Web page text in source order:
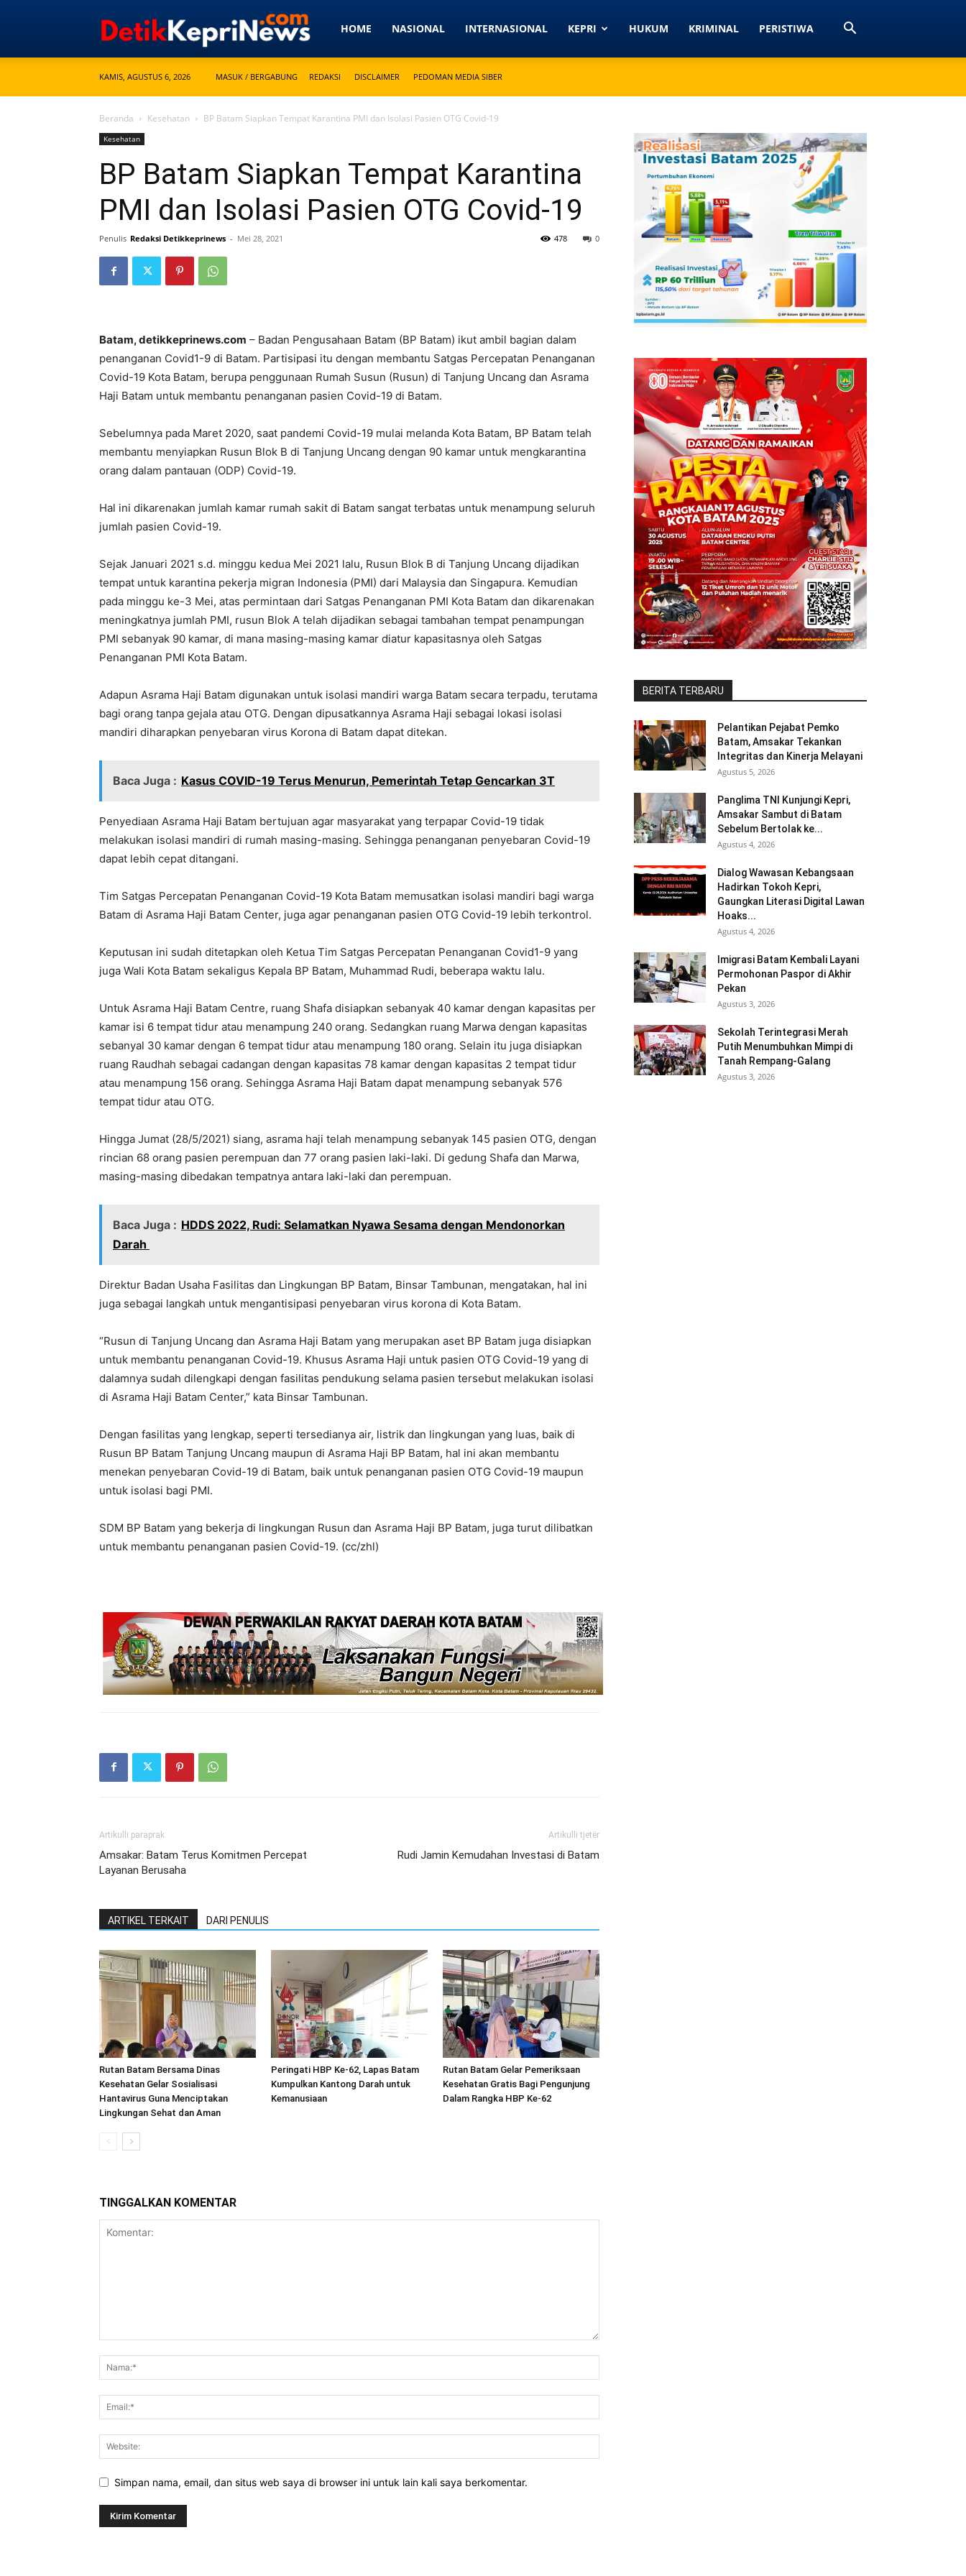
Detikkeprinews.com
HOME NASIONAL INTERNASIONAL KEPRI HUKUM KRIMINAL PERISTIWA
KAMIS, AGUSTUS 6, 2026 MASUK / BERGABUNG REDAKSI DISCLAIMER PEDOMAN MEDIA SIBER
Beranda Kesehatan BP Batam Siapkan Tempat Karantina PMI dan Isolasi Pasien OTG Covid-19
Kesehatan
BP Batam Siapkan Tempat Karantina
PMI dan Isolasi Pasien OTG Covid-19
Penulis Redaksi Detikkeprinews - Mei 28, 2021 0
478
Batam, detikkeprinews.com – Badan Pengusahaan Batam (BP Batam) ikut ambil bagian dalam
penanganan Covid1-9 di Batam. Partisipasi itu dengan membantu Satgas Percepatan Penanganan
Covid-19 Kota Batam, berupa penggunaan Rumah Susun (Rusun) di Tanjung Uncang dan Asrama
Haji Batam untuk membantu penanganan pasien Covid-19 di Batam.
Sebelumnya pada Maret 2020, saat pandemi Covid-19 mulai melanda Kota Batam, BP Batam telah
membantu menyiapkan Rusun Blok B di Tanjung Uncang dengan 90 kamar untuk mengkarantina
orang dalam pantauan (ODP) Covid-19.
Hal ini dikarenakan jumlah kamar rumah sakit di Batam sangat terbatas untuk menampung seluruh
jumlah pasien Covid-19.
Sejak Januari 2021 s.d. minggu kedua Mei 2021 lalu, Rusun Blok B di Tanjung Uncang dijadikan
tempat untuk karantina pekerja migran Indonesia (PMI) dari Malaysia dan Singapura. Kemudian
pada minggu ke-3 Mei, atas permintaan dari Satgas Penanganan PMI Kota Batam dan dikarenakan
meningkatnya jumlah PMI, rusun Blok A telah dijadikan sebagai tambahan tempat penampungan
PMI sebanyak 90 kamar, di mana masing-masing kamar diatur kapasitasnya oleh Satgas
Penanganan PMI Kota Batam.
Adapun Asrama Haji Batam digunakan untuk isolasi mandiri warga Batam secara terpadu, terutama
bagi orang tanpa gejala atau OTG. Dengan dipusatkannya Asrama Haji sebagai lokasi isolasi
mandiri diharapkan penyebaran virus Korona di Batam dapat ditekan.
Baca Juga : Kasus COVID-19 Terus Menurun, Pemerintah Tetap Gencarkan 3T
Penyediaan Asrama Haji Batam bertujuan agar masyarakat yang terpapar Covid-19 tidak
melakukan isolasi mandiri di rumah masing-masing. Sehingga penanganan penyebaran Covid-19
dapat lebih cepat ditangani.
Tim Satgas Percepatan Penanganan Covid-19 Kota Batam memusatkan isolasi mandiri bagi warga
Batam di Asrama Haji Batam Center, juga agar penanganan pasien OTG Covid-19 lebih terkontrol.
Keputusan ini sudah ditetapkan oleh Ketua Tim Satgas Percepatan Penanganan Covid1-9 yang
juga Wali Kota Batam sekaligus Kepala BP Batam, Muhammad Rudi, beberapa waktu lalu.
Untuk Asrama Haji Batam Centre, ruang Shafa disiapkan sebanyak 40 kamar dengan kapasitas per
kamar isi 6 tempat tidur atau menampung 240 orang. Sedangkan ruang Marwa dengan kapasitas
sebanyal 30 kamar dengan 6 tempat tidur atau menampung 180 orang. Selain itu juga disiapkan
ruang Raudhah sebagai cadangan dengan kapasitas 78 kamar dengan kapasitas 2 tempat tidur
atau menampung 156 orang. Sehingga Asrama Haji Batam dapat menampung sebanyak 576
tempat tidur atau OTG.
Hingga Jumat (28/5/2021) siang, asrama haji telah menampung sebanyak 145 pasien OTG, dengan
rincian 68 orang pasien perempuan dan 77 orang pasien laki-laki. Di gedung Shafa dan Marwa,
masing-masing dibedakan tempatnya antara laki-laki dan perempuan.
Baca Juga : HDDS 2022, Rudi: Selamatkan Nyawa Sesama dengan Mendonorkan
Darah
Direktur Badan Usaha Fasilitas dan Lingkungan BP Batam, Binsar Tambunan, mengatakan, hal ini
juga sebagai langkah untuk mengantisipasi penyebaran virus korona di Kota Batam.
“Rusun di Tanjung Uncang dan Asrama Haji Batam yang merupakan aset BP Batam juga disiapkan
untuk membantu penanganan Covid-19. Khusus Asrama Haji untuk pasien OTG Covid-19 yang di
dalamnya sudah dilengkapi dengan fasilitas pendukung selama pasien tersebut melakukan isolasi
di Asrama Haji Batam Center,” kata Binsar Tambunan.
Dengan fasilitas yang lengkap, seperti tersedianya air, listrik dan lingkungan yang luas, baik di
Rusun BP Batam Tanjung Uncang maupun di Asrama Haji BP Batam, hal ini akan membantu
menekan penyebaran Covid-19 di Batam, baik untuk penanganan pasien OTG Covid-19 maupun
untuk isolasi bagi PMI.
SDM BP Batam yang bekerja di lingkungan Rusun dan Asrama Haji BP Batam, juga turut dilibatkan
untuk membantu penanganan pasien Covid-19. (cc/zhl)
Artikulli paraprak
Amsakar: Batam Terus Komitmen Percepat
Layanan Berusaha
Artikulli tjetër
Rudi Jamin Kemudahan Investasi di Batam
ARTIKEL TERKAIT DARI PENULIS
Rutan Batam Bersama Dinas
Kesehatan Gelar Sosialisasi
Hantavirus Guna Menciptakan
Lingkungan Sehat dan Aman
Peringati HBP Ke-62, Lapas Batam
Kumpulkan Kantong Darah untuk
Kemanusiaan
Rutan Batam Gelar Pemeriksaan
Kesehatan Gratis Bagi Pengunjung
Dalam Rangka HBP Ke-62
TINGGALKAN KOMENTAR
Simpan nama, email, dan situs web saya di browser ini untuk lain kali saya berkomentar.
BERITA TERBARU
Pelantikan Pejabat Pemko
Batam, Amsakar Tekankan
Integritas dan Kinerja Melayani
Agustus 5, 2026
Panglima TNI Kunjungi Kepri,
Amsakar Sambut di Batam
Sebelum Bertolak ke...
Agustus 4, 2026
Dialog Wawasan Kebangsaan
Hadirkan Tokoh Kepri,
Gaungkan Literasi Digital Lawan
Hoaks...
Agustus 4, 2026
Imigrasi Batam Kembali Layani
Permohonan Paspor di Akhir
Pekan
Agustus 3, 2026
Sekolah Terintegrasi Merah
Putih Menumbuhkan Mimpi di
Tanah Rempang-Galang
Agustus 3, 2026